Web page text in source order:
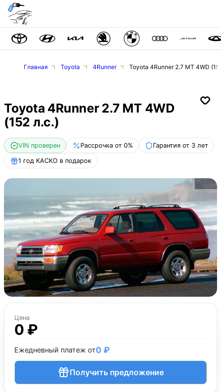
Главная Toyota 4Runner Toyota 4Runner 2.7 MT 4WD
Toyota 4Runner 2.7 MT 4WD
(152 л.с.)
VIN проверен Рассрочка от 0% Гарантия от 3 лет
1 год КАСКО в подарок
1 / 1
Цена
0 ₽
Ежедневный платеж от0 ₽
Получить предложение